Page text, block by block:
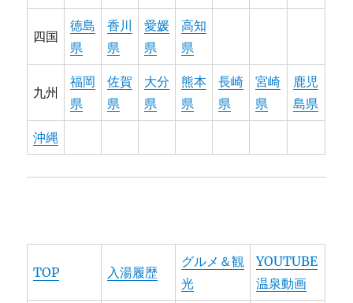
四国
徳島
県
香川
県
愛媛
県
高知
県
九州
福岡
県
佐賀
県
大分
県
熊本
県
長崎
県
宮崎
県
鹿児
島県
沖縄
TOP 入湯履歴
グルメ＆観
光
YOUTUBE
温泉動画